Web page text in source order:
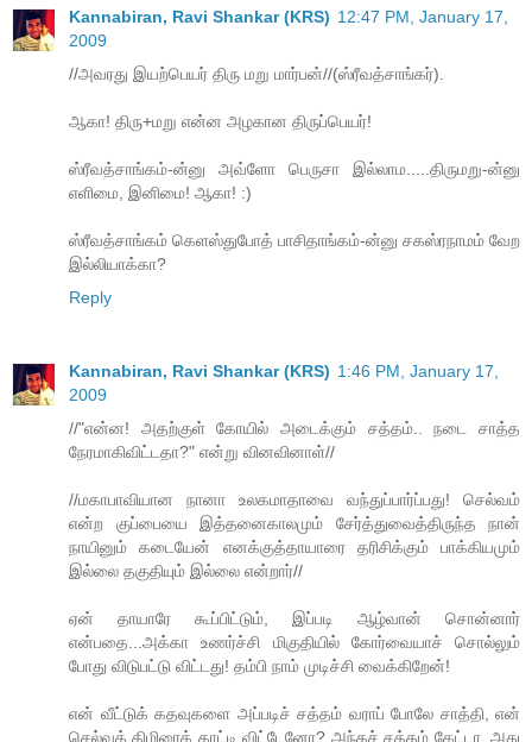
Kannabiran, Ravi Shankar (KRS) 12:47 PM, January 17,
2009
//அவரது இயற்பெயர் திரு மறு மார்பன்//(ஸ்ரீவத்சாங்கர்).
ஆகா! திரு+மறு என்ன அழகான திருப்பெயர்!
ஸ்ரீவத்சாங்கம்-ன்னு அவ்ளோ பெருசா இல்லாம.....திருமறு-ன்னு
எளிமை, இனிமை! ஆகா! :)
ஸ்ரீவத்சாங்கம் கெளஸ்துபோத் பாசிதாங்கம்-ன்னு சகஸ்ரநாமம் வேற
இல்லியாக்கா?
Reply
Kannabiran, Ravi Shankar (KRS) 1:46 PM, January 17,
2009
//"என்ன! அதற்குள் கோயில் அடைக்கும் சத்தம்.. நடை சாத்த
நேரமாகிவிட்டதா?" என்று வினவினாள்//
//மகாபாவியான நானா உலகமாதாவை வந்துப்பார்ப்பது! செல்வம்
என்ற குப்பையை இத்தனைகாலமும் சேர்த்துவைத்திருந்த நான்
நாயினும் கடையேன் எனக்குத்தாயாரை தரிசிக்கும் பாக்கியமும்
இல்லை தகுதியும் இல்லை என்றார்//
ஏன் தாயாரே கூப்பிட்டும், இப்படி ஆழ்வான் சொன்னார்
என்பதை...அக்கா உணர்ச்சி மிகுதியில் கோர்வையாச் சொல்லும்
போது விடுபட்டு விட்டது! தம்பி நாம் முடிச்சி வைக்கிறேன்!
என் வீட்டுக் கதவுகளை அப்படிச் சத்தம் வராப் போலே சாத்தி, என்
செல்வத் திமிரைக் காட்டி விட்டேனோ? அந்தச் சத்தம் கேட்டா, அது